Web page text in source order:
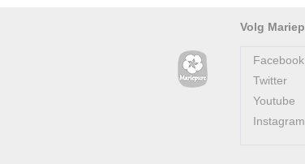
Volg
Facebook
Twitter
Youtube
Instagram